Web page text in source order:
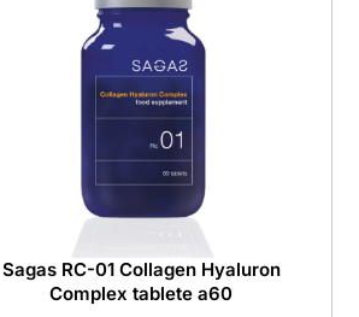
Sagas RC-01 Collagen Hyaluron
Complex tablete a60